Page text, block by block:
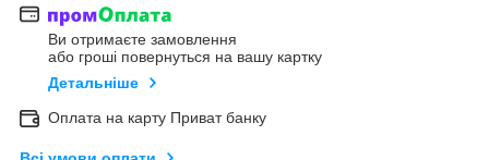
Ви отримаєте замовлення
або гроші повернуться на вашу картку
Детальніше
Оплата на карту Приват банку